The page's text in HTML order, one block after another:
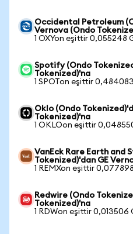
Occidental Petroleum
Vernova (Ondo
1 OXYon eşittir 0,055248
Spotify (Ondo
Tokenized)'na
1 SPOTon eşittir
Oklo (Ondo
Tokenized)'na
1 OKLOon eşittir
VanEck Rare Earth and
Tokenized)'dan GE
1 REMXon eşittir
Redwire (Ondo
Tokenized)'na
1 RDWon eşittir 0,013506